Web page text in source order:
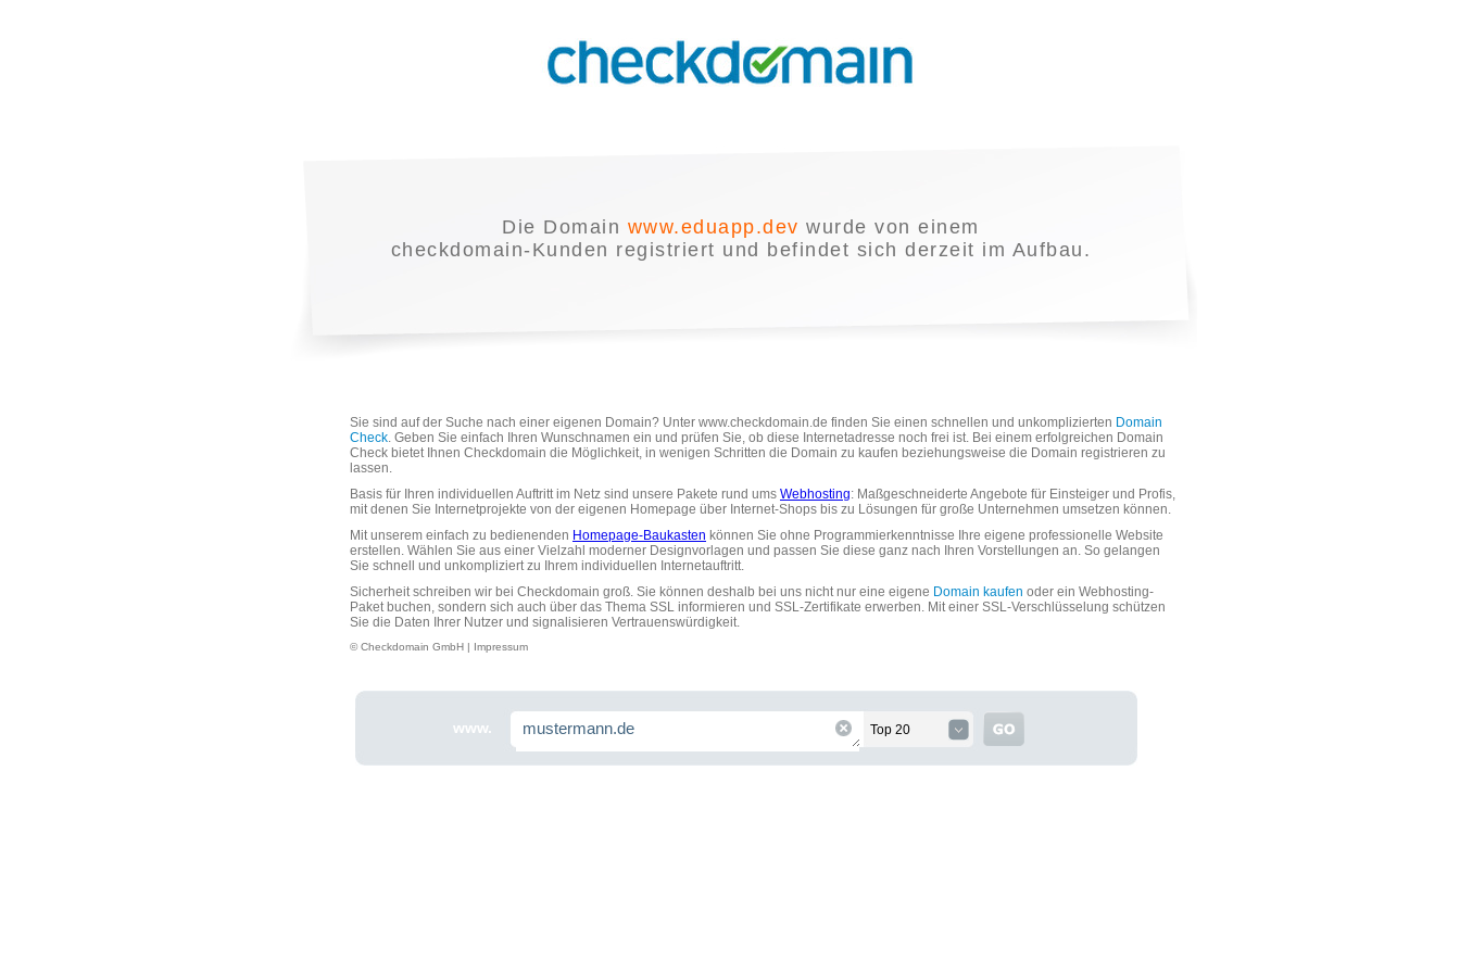
Die Domain www.eduapp.dev wurde von einem
checkdomain-Kunden registriert und befindet sich derzeit im Aufbau.
Sie sind auf der Suche nach einer eigenen Domain? Unter www.checkdomain.de finden Sie einen schnellen und unkomplizierten Domain
Check. Geben Sie einfach Ihren Wunschnamen ein und prüfen Sie, ob diese Internetadresse noch frei ist. Bei einem erfolgreichen Domain
Check bietet Ihnen Checkdomain die Möglichkeit, in wenigen Schritten die Domain zu kaufen beziehungsweise die Domain registrieren zu
lassen.
Basis für Ihren individuellen Auftritt im Netz sind unsere Pakete rund ums Webhosting: Maßgeschneiderte Angebote für Einsteiger und Profis,
mit denen Sie Internetprojekte von der eigenen Homepage über Internet-Shops bis zu Lösungen für große Unternehmen umsetzen können.
Mit unserem einfach zu bedienenden Homepage-Baukasten können Sie ohne Programmierkenntnisse Ihre eigene professionelle Website
erstellen. Wählen Sie aus einer Vielzahl moderner Designvorlagen und passen Sie diese ganz nach Ihren Vorstellungen an. So gelangen
Sie schnell und unkompliziert zu Ihrem individuellen Internetauftritt.
Sicherheit schreiben wir bei Checkdomain groß. Sie können deshalb bei uns nicht nur eine eigene Domain kaufen oder ein Webhosting-
Paket buchen, sondern sich auch über das Thema SSL informieren und SSL-Zertifikate erwerben. Mit einer SSL-Verschlüsselung schützen
Sie die Daten Ihrer Nutzer und signalisieren Vertrauenswürdigkeit.
© Checkdomain GmbH | Impressum
www. Top 20